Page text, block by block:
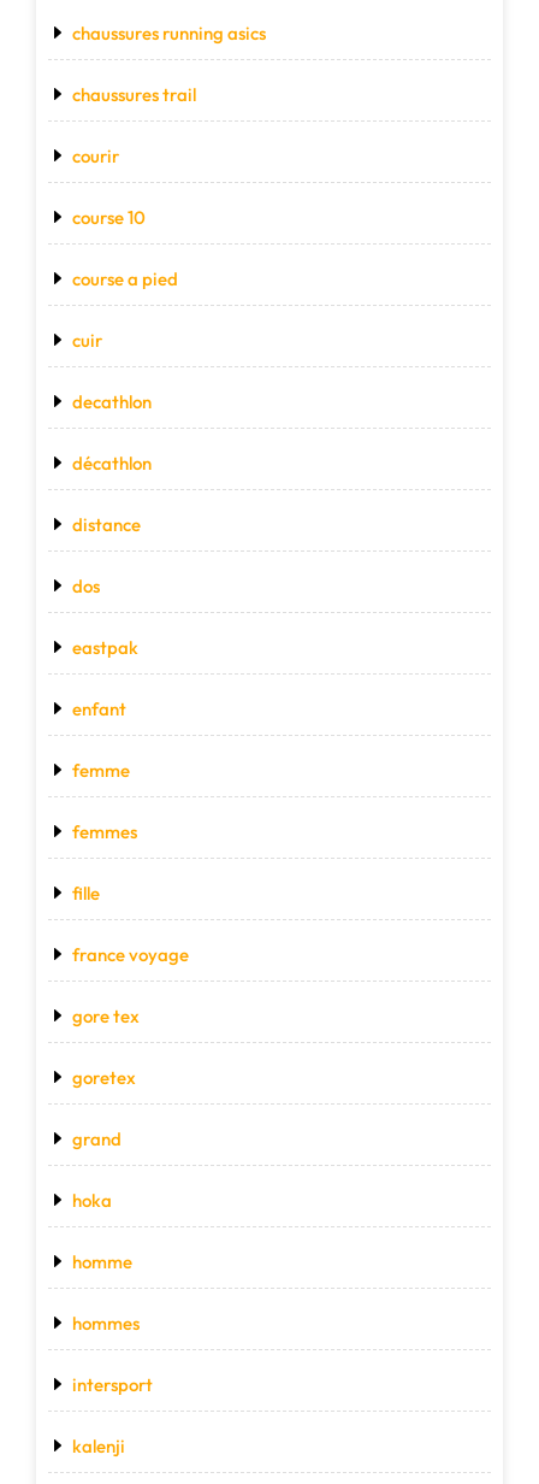
chaussures running asics
chaussures trail
courir
course 10
course a pied
cuir
decathlon
décathlon
distance
dos
eastpak
enfant
femme
femmes
fille
france voyage
gore tex
goretex
grand
hoka
homme
hommes
intersport
kalenji